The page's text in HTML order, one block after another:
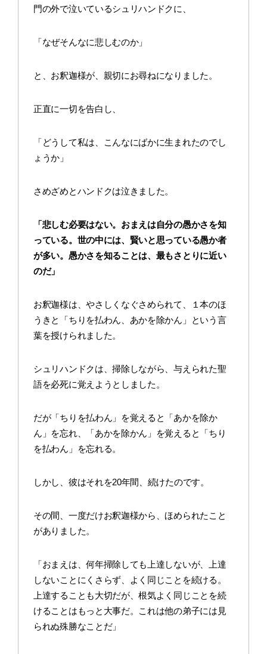
門の外で泣いているシュリハンドクに、
「なぜそんなに悲しむのか」
と、お釈迦様が、親切にお尋ねになりました。
正直に一切を告白し、
「どうして私は、こんなにばかに生まれたのでし
ょうか」
さめざめとハンドクは泣きました。
「悲しむ必要はない。おまえは自分の愚かさを知
っている。世の中には、賢いと思っている愚か者
が多い。愚かさを知ることは、最もさとりに近い
のだ」
お釈迦様は、やさしくなぐさめられて、１本のほ
うきと「ちりを払わん、あかを除かん」という言
葉を授けられました。
シュリハンドクは、掃除しながら、与えられた聖
語を必死に覚えようとしました。
だが「ちりを払わん」を覚えると「あかを除か
ん」を忘れ、「あかを除かん」を覚えると「ちり
を払わん」を忘れる。
しかし、彼はそれを20年間、続けたのです。
その間、一度だけお釈迦様から、ほめられたこと
がありました。
「おまえは、何年掃除しても上達しないが、上達
しないことにくさらず、よく同じことを続ける。
上達することも大切だが、根気よく同じことを続
けることはもっと大事だ。これは他の弟子には見
られぬ殊勝なことだ」